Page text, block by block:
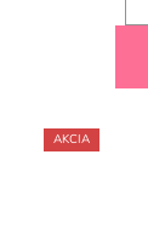
AKCIA